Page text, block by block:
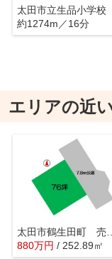
太田市立生品小学校
約1274m／16分
エリアの近
880万円 / 252.89㎡